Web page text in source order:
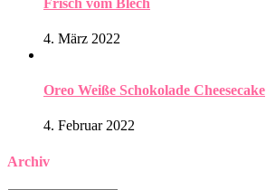
4. März 2022
Oreo Weiße Schokolade Cheesecake
4. Februar 2022
Archiv